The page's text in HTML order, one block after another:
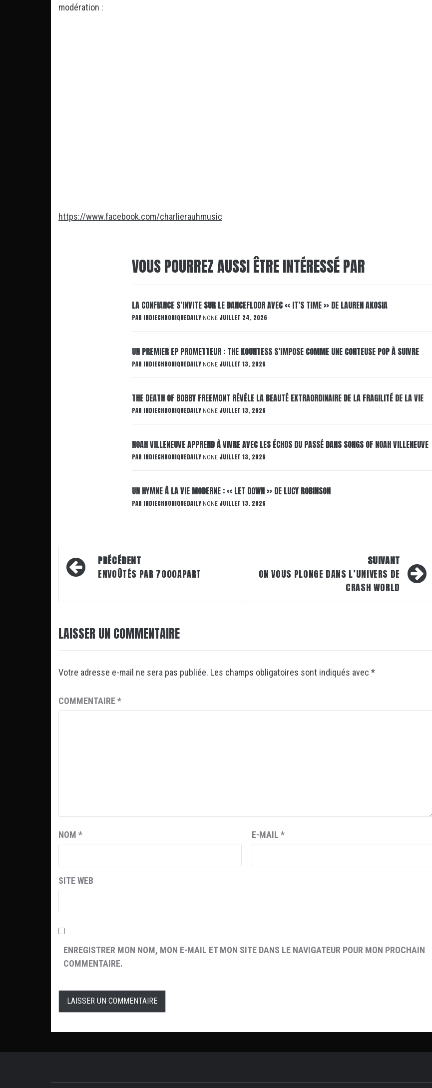
modération :
https://www.facebook.com/charlierauhmusic
VOUS POURREZ AUSSI ÊTRE INTÉRESSÉ PAR
LA CONFIANCE S’INVITE SUR LE DANCEFLOOR AVEC « IT’S TIME » DE LAUREN AKOSIA
PAR INDIECHRONIQUEDAILY NONE JUILLET 24, 2026
UN PREMIER EP PROMETTEUR : THE KOUNTESS S’IMPOSE COMME UNE CONTEUSE POP À SUIVRE
PAR INDIECHRONIQUEDAILY NONE JUILLET 13, 2026
THE DEATH OF BOBBY FREEMONT RÉVÈLE LA BEAUTÉ EXTRAORDINAIRE DE LA FRAGILITÉ DE LA VIE
PAR INDIECHRONIQUEDAILY NONE JUILLET 13, 2026
NOAH VILLENEUVE APPREND À VIVRE AVEC LES ÉCHOS DU PASSÉ DANS SONGS OF NOAH VILLENEUVE
PAR INDIECHRONIQUEDAILY NONE JUILLET 13, 2026
UN HYMNE À LA VIE MODERNE : « LET DOWN » DE LUCY ROBINSON
PAR INDIECHRONIQUEDAILY NONE JUILLET 13, 2026
Navigation
d’article
PRÉCÉDENT
ENVOÛTÉS PAR 7000APART
SUIVANT
ON VOUS PLONGE DANS L’UNIVERS DE
CRASH WORLD
LAISSER UN COMMENTAIRE
Votre adresse e-mail ne sera pas publiée. Les champs obligatoires sont indiqués avec *
COMMENTAIRE*
NOM * E-MAIL *
SITE WEB
ENREGISTRER MON NOM, MON E-MAIL ET MON SITE DANS LE NAVIGATEUR POUR MON PROCHAIN
COMMENTAIRE.